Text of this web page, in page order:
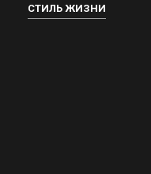
СТИЛЬ ЖИЗНИ